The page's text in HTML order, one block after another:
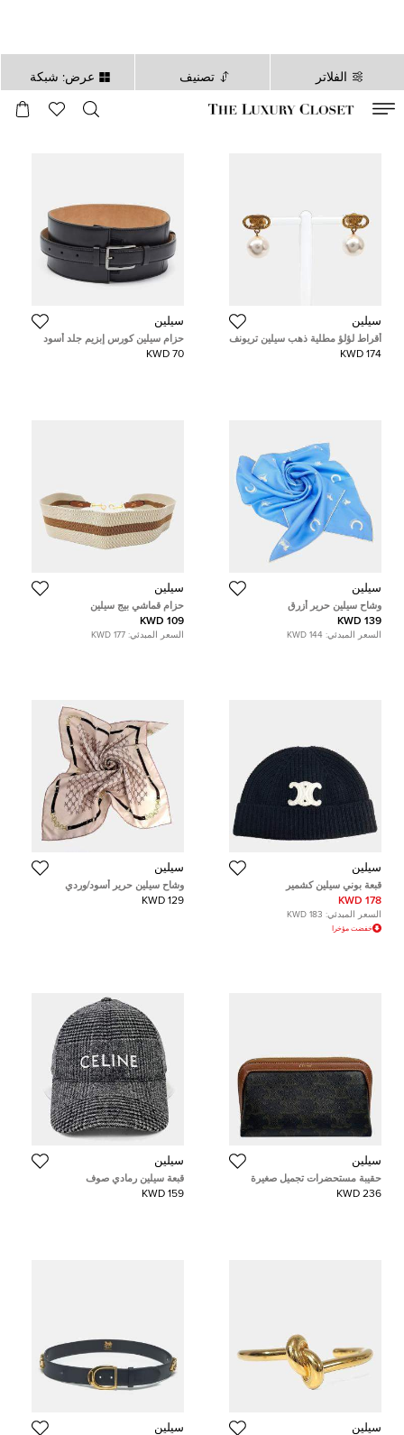
الفلاتر تصنيف عرض: شبكة
ثانية
سيلين
أقراط لؤلؤ مطلية ذهب سيلين تريونف
174 KWD
سيلين
حزام سيلين كورس إبزيم جلد أسود
عريض صغير
70 KWD
سيلين
وشاح سيلين حرير أزرق
139 KWD
السعر المبدئي: 144 KWD
سيلين
حزام قماشي بيج سيلين
109 KWD
السعر المبدئي: 177 KWD
سيلين
قبعة بوني سيلين كشمير
178 KWD
السعر المبدئي: 183 KWD
خفضت مؤخرا
سيلين
وشاح سيلين حرير أسود/وردي
129 KWD
سيلين
حقيبة مستحضرات تجميل صغيرة
سيلين تريمف كنفاس وجلد العجل
236 KWD
سيلين
قبعة سيلين رمادي صوف
159 KWD
سيلين سيلين